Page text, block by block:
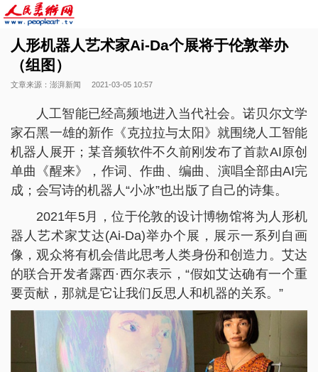
人形机器人艺术家Ai-Da个展将于伦敦举办
（组图）
文章来源：澎湃新闻 2021-03-05 10:57
人工智能已经高频地进入当代社会。诺贝尔文学
家石黑一雄的新作《克拉拉与太阳》就围绕人工智能
机器人展开；某音频软件不久前刚发布了首款AI原创
单曲《醒来》，作词、作曲、编曲、演唱全部由AI完
成；会写诗的机器人“小冰”也出版了自己的诗集。
2021年5月，位于伦敦的设计博物馆将为人形机
器人艺术家艾达(Ai-Da)举办个展，展示一系列自画
像，观众将有机会借此思考人类身份和创造力。艾达
的联合开发者露西·西尔表示，“假如艾达确有一个重
要贡献，那就是它让我们反思人和机器的关系。”